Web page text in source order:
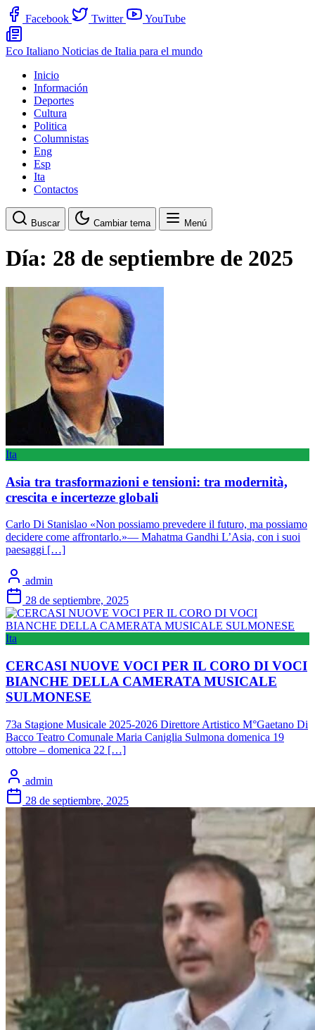
Facebook Twitter YouTube
Eco Italiano Noticias de Italia para el mundo
Inicio
Información
Deportes
Cultura
Politica
Columnistas
Eng
Esp
Ita
Contactos
Buscar Cambiar tema Menú
Día: 28 de septiembre de 2025
Ita
Asia tra trasformazioni e tensioni: tra modernità,
crescita e incertezze globali
Carlo Di Stanislao «Non possiamo prevedere il futuro, ma possiamo
decidere come affrontarlo.»— Mahatma Gandhi L’Asia, con i suoi
paesaggi […]
admin
28 de septiembre, 2025
Ita
CERCASI NUOVE VOCI PER IL CORO DI VOCI
BIANCHE DELLA CAMERATA MUSICALE
SULMONESE
73a Stagione Musicale 2025-2026 Direttore Artistico M°Gaetano Di
Bacco Teatro Comunale Maria Caniglia Sulmona domenica 19
ottobre – domenica 22 […]
admin
28 de septiembre, 2025